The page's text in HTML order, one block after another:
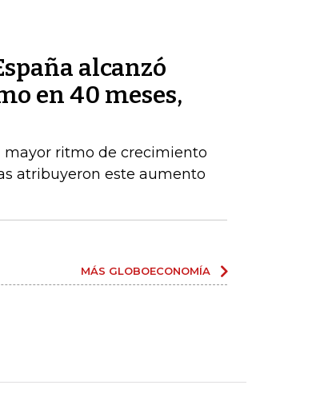
alcanzó
en 40 meses,
mayor ritmo de crecimiento
atribuyeron este aumento
MÁS GLOBOECONOMÍA